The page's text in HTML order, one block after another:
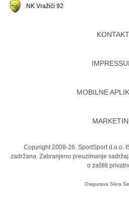
NK Vražići 92
KONTAKT
MOBILNE
Copyright 2008-26. SportSport d.o.o.
zadržana. Zabranjeno preuzimanje
o zaštiti
Osigurava Sikra